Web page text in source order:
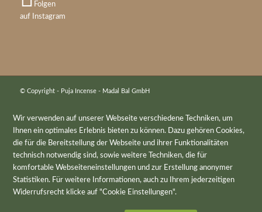
Folgen
auf Instagram
© Copyright - Puja Incense - Madal Bal GmbH
Wir verwenden auf unserer Webseite verschiedene Techniken, um
Ihnen ein optimales Erlebnis bieten zu können. Dazu gehören Cookies,
die für die Bereitstellung der Webseite und ihrer Funktionalitäten
technisch notwendig sind, sowie weitere Techniken, die für
komfortable Webseiteneinstellungen und zur Erstellung anonymer
Statistiken. Für weitere Informationen, auch zu Ihrem jederzeitigen
Widerrufsrecht klicke auf "Cookie Einstellungen".